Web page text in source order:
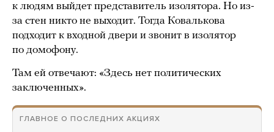
к людям выйдет представитель изолятора. Но из-
за стен никто не выходит. Тогда Ковалькова
подходит к входной двери и звонит в изолятор
по домофону.
Там ей отвечают: «Здесь нет политических
заключенных».
ГЛАВНОЕ О ПОСЛЕДНИХ АКЦИЯХ